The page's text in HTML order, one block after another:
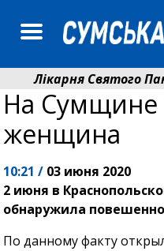
Лікарня Святого
Артем Кобзар вручив
На Сумщине
женщина
10:21 / 03 июня 2020
2 июня в
обнаружила
По данному факту